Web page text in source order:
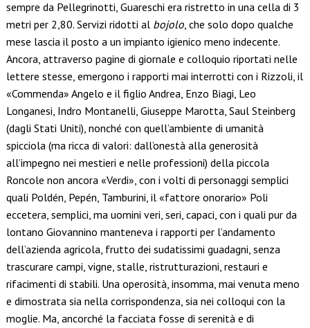
sempre da Pellegrinotti, Guareschi era ristretto in una cella di 3
metri per 2,80. Servizi ridotti al bojolo, che solo dopo qualche
mese lascia il posto a un impianto igienico meno indecente.
Ancora, attraverso pagine di giornale e colloquio riportati nelle
lettere stesse, emergono i rapporti mai interrotti con i Rizzoli, il
«Commenda» Angelo e il figlio Andrea, Enzo Biagi, Leo
Longanesi, Indro Montanelli, Giuseppe Marotta, Saul Steinberg
(dagli Stati Uniti), nonché con quell’ambiente di umanità
spicciola (ma ricca di valori: dall’onestà alla generosità
all’impegno nei mestieri e nelle professioni) della piccola
Roncole non ancora «Verdi», con i volti di personaggi semplici
quali Poldén, Pepén, Tamburini, il «fattore onorario» Poli
eccetera, semplici, ma uomini veri, seri, capaci, con i quali pur da
lontano Giovannino manteneva i rapporti per l’andamento
dell’azienda agricola, frutto dei sudatissimi guadagni, senza
trascurare campi, vigne, stalle, ristrutturazioni, restauri e
rifacimenti di stabili. Una operosità, insomma, mai venuta meno
e dimostrata sia nella corrispondenza, sia nei colloqui con la
moglie. Ma, ancorché la facciata fosse di serenità e di